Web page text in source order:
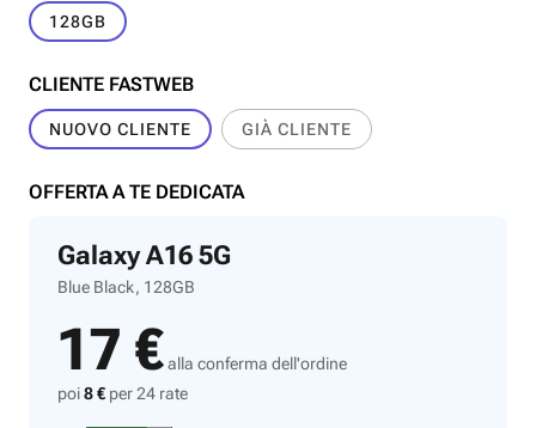
128GB
CLIENTE FASTWEB
NUOVO CLIENTE GIÀ CLIENTE
OFFERTA A TE DEDICATA
Galaxy A16 5G
Blue Black, 128GB
17 €alla conferma dell'ordine
poi8 € per 24 rate